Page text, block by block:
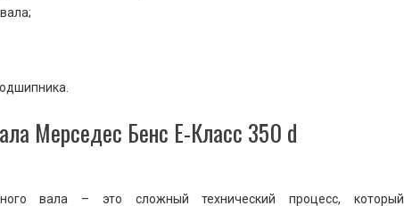
Мерседес Бенс Е-Класс 350 d
вала – это сложный технический процесс, который